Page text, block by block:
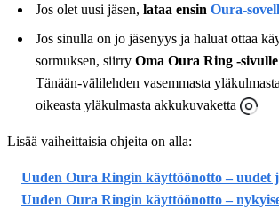
Jos olet uusi jäsen, lataa ensin Oura-
Jos sinulla on jo jäsenyys ja haluat ottaa
sormuksen, siirry Oma Oura Ring -sivulle
Tänään-välilehden vasemmasta
oikeasta yläkulmasta akkukuvaketta
Lisää vaiheittaisia ohjeita on alla:
Uuden Oura Ringin käyttöönotto – uudet
Uuden Oura Ringin käyttöönotto –